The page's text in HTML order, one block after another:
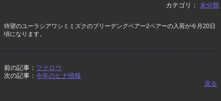
カテゴリ： 未分類
待望のユーラシアワシミミズクのブリーデングペアー2ペアーの入荷が今月20日
頃になります。
前の記事： フクロウ
次の記事：今年のヒナ情報
戻る